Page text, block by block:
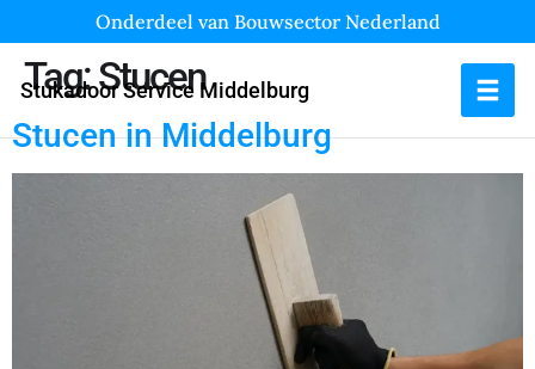
Onderdeel van Bouwsector Nederland
Stukadoor Service Middelburg
Tag:Stucen
Stucen in Middelburg